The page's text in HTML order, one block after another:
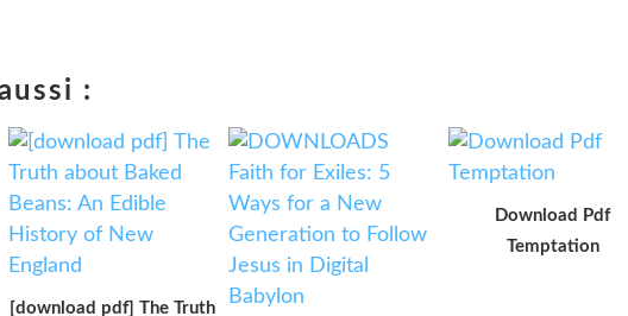
:
[download pdf] The Truth
Download Pdf
Temptation